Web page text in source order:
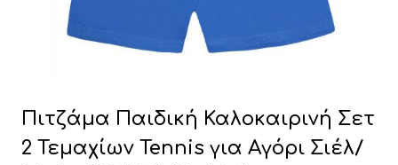
Πιτζάμα Παιδική Καλοκαιρινή Σετ
2 Τεμαχίων Tennis για Αγόρι Σιέλ/